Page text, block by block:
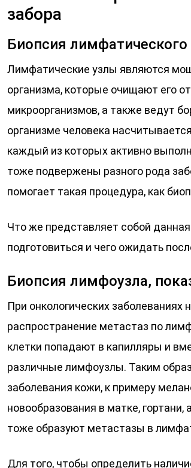
забора
Биопсия лимфатического
Лимфатические узлы являются
организма, которые очищают его
микроорганизмов, а также ведут
организме человека
каждый из которых активно
тоже подвержены разного рода
помогает такая процедура, как
Что же представляет собой
подготовиться и чего ожидать
Биопсия лимфоузла,
При онкологических заболеваниях
распространение метастаз по
клетки попадают в капилляры и
различные лимфоузлы. Таким
заболевания кожи, к примеру
новообразования в матке,
тоже образуют метастазы в
Для того, чтобы определить